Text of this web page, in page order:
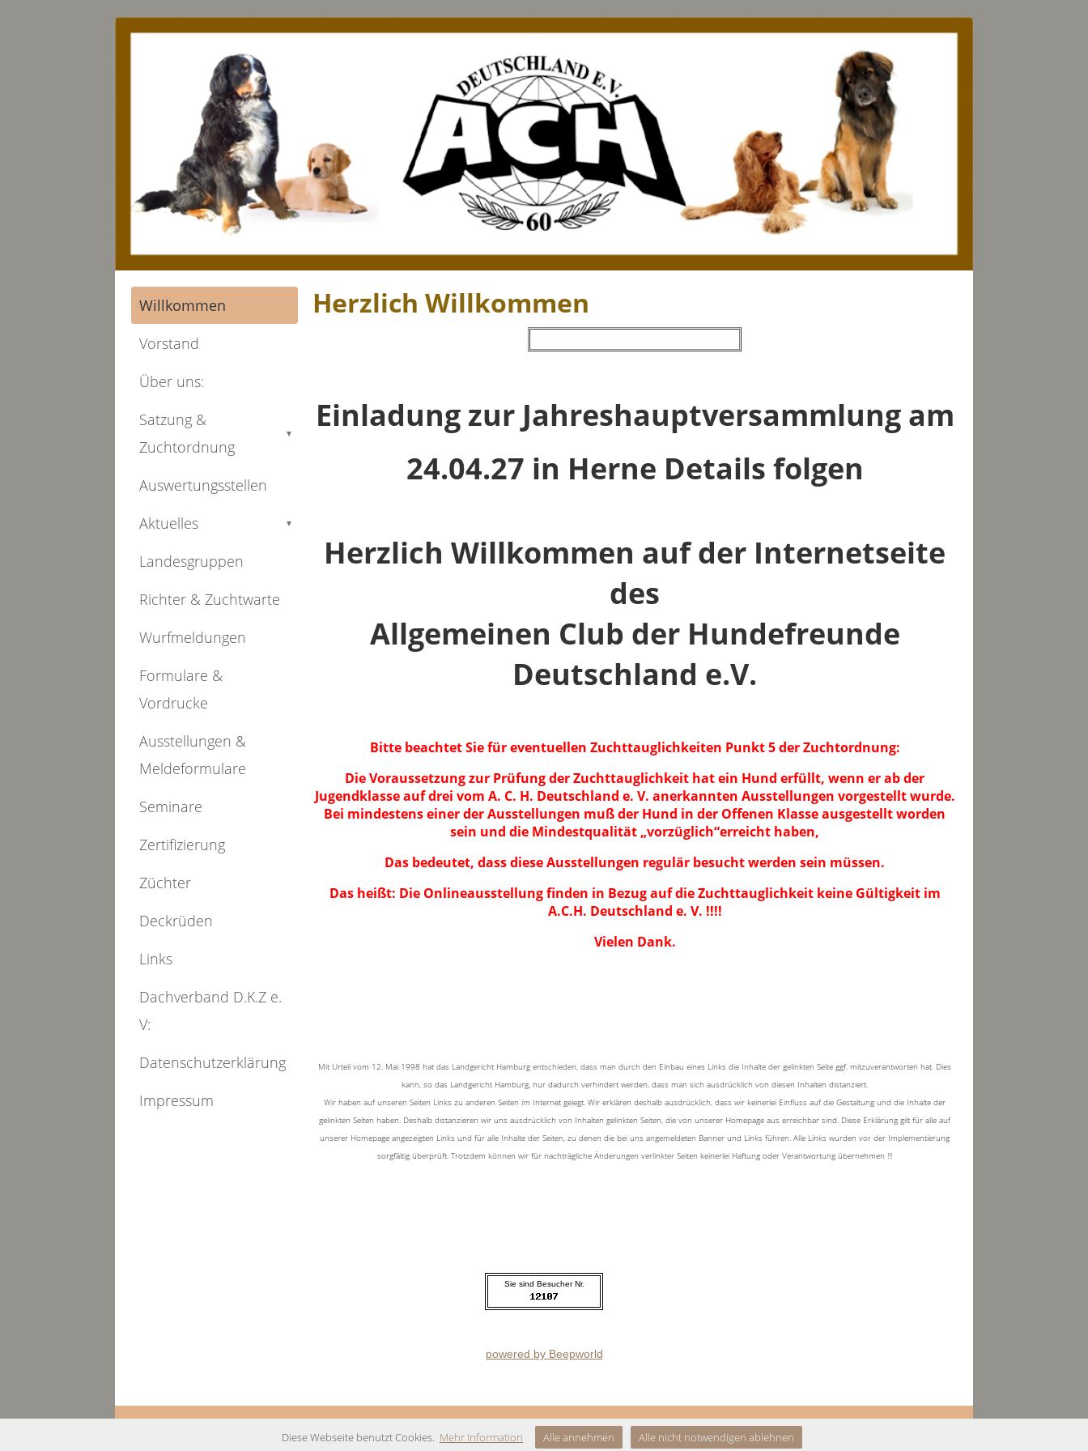
Willkommen
Vorstand
Über uns:
Satzung &
Zuchtordnung
▼
Auswertungsstellen
Aktuelles
▼
Landesgruppen
Richter & Zuchtwarte
Wurfmeldungen
Formulare &
Vordrucke
Ausstellungen &
Meldeformulare
Seminare
Zertifizierung
Züchter
Deckrüden
Links
Dachverband D.K.Z e.
V:
Datenschutzerklärung
Impressum
Herzlich Willkommen
Einladung zur Jahreshauptversammlung am
24.04.27 in Herne Details folgen
Herzlich Willkommen auf der Internetseite
des
Allgemeinen Club der Hundefreunde
Deutschland e.V.
Bitte beachtet Sie für eventuellen Zuchttauglichkeiten Punkt 5 der Zuchtordnung:
Die Voraussetzung zur Prüfung der Zuchttauglichkeit hat ein Hund erfüllt, wenn er ab der
Jugendklasse auf drei vom A. C. H. Deutschland e. V. anerkannten Ausstellungen vorgestellt wurde.
Bei mindestens einer der Ausstellungen muß der Hund in der Offenen Klasse ausgestellt worden
sein und die Mindestqualität „vorzüglich“erreicht haben,
Das bedeutet, dass diese Ausstellungen regulär besucht werden sein müssen.
Das heißt: Die Onlineausstellung finden in Bezug auf die Zuchttauglichkeit keine Gültigkeit im
A.C.H. Deutschland e. V. !!!!
Vielen Dank.
Mit Urteil vom 12. Mai 1998 hat das Landgericht Hamburg entschieden, dass man durch den Einbau eines Links die Inhalte der gelinkten Seite ggf. mitzuverantworten hat. Dies
kann, so das Landgericht Hamburg, nur dadurch verhindert werden, dass man sich ausdrücklich von diesen Inhalten distanziert.
Wir haben auf unseren Seiten Links zu anderen Seiten im Internet gelegt. Wir erklären deshalb ausdrücklich, dass wir keinerlei Einfluss auf die Gestaltung und die Inhalte der
gelinkten Seiten haben. Deshalb distanzieren wir uns ausdrücklich von Inhalten gelinkten Seiten, die von unserer Homepage aus erreichbar sind. Diese Erklärung gilt für alle auf
unserer Homepage angezeigten Links und für alle Inhalte der Seiten, zu denen die bei uns angemeldeten Banner und Links führen. Alle Links wurden vor der Implementierung
sorgfältig überprüft. Trotzdem können wir für nachträgliche Änderungen verlinkter Seiten keinerlei Haftung oder Verantwortung übernehmen !!!
Sie sind Besucher Nr.
powered by Beepworld
Fußzeile
Diese Webseite benutzt Cookies. Mehr Information Alle annehmen Alle nicht notwendigen ablehnen